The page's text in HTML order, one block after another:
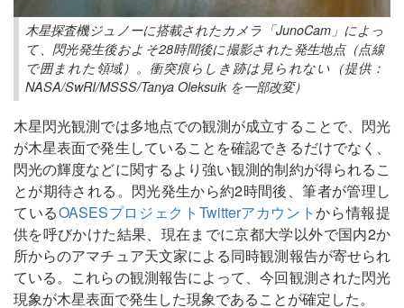
木星探査機ジュノーに搭載されたカメラ「JunoCam」によっ
て、閃光発生後およそ28時間後に撮影された発生地点（点線
で囲まれた領域）。衝突痕らしき跡は見られない（提供：
NASA/SwRI/MSSS/Tanya Oleksuik を一部改変）
木星閃光観測では多地点での観測が成立することで、閃光
が木星表面で発生していることを確認できるだけでなく、
閃光の輝度などに関するより強い観測的制約が得られるこ
とが期待される。閃光発生から約2時間後、筆者が管理し
ているOASESプロジェクトTwitterアカウントから情報提
供を呼びかけた結果、現在までに京都大学以外で国内2か
所からのアマチュア天文家による同時観測報告が寄せられ
ている。これらの観測報告によって、今回観測された閃光
現象が木星表面で発生した現象であることが確定した。